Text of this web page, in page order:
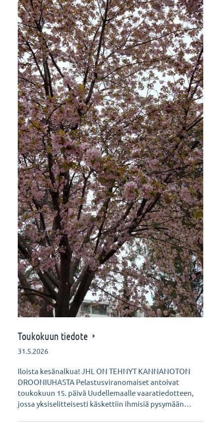
Toukokuun tiedote
31.5.2026
Iloista kesänalkua! JHL ON TEHNYT KANNANOTON
DROONIUHASTA Pelastusviranomaiset antoivat
toukokuun 15. päivä Uudellemaalle vaaratiedotteen,
jossa yksiselitteisesti käskettiin ihmisiä pysymään…